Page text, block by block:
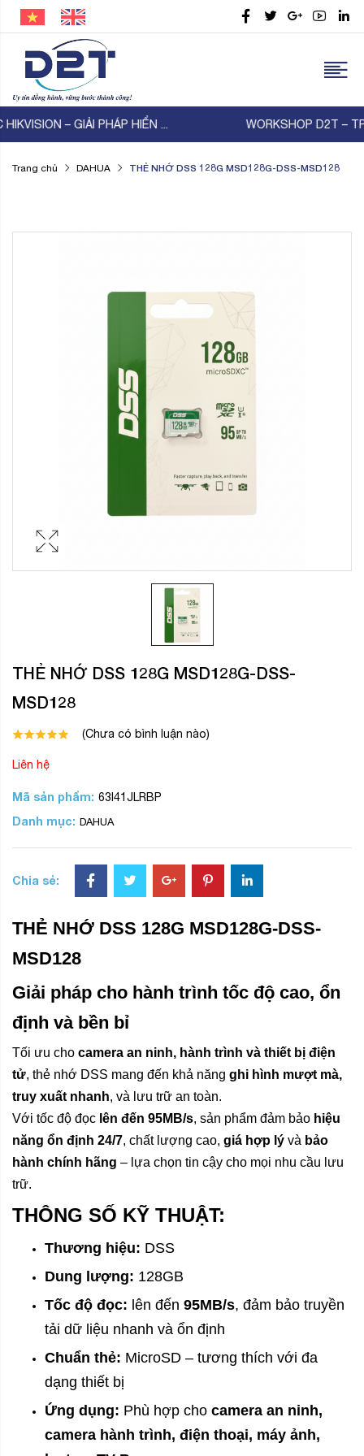
WORKSHOP D2T – TP-Link – Thiên Lam | KẾT NỐI ...
Trang chủ DAHUA THẺ NHỚ DSS 128G MSD128G-DSS-MSD128
THẺ NHỚ DSS 128G MSD128G-DSS-
MSD128
(Chưa có bình luận nào)
Liên hệ
Mã sản phẩm: 63I41JLRBP
Danh mục: DAHUA
Chia sẻ:
THẺ NHỚ DSS 128G MSD128G-DSS-
MSD128
Giải pháp cho hành trình tốc độ cao, ổn
định và bền bỉ
Tối ưu cho camera an ninh, hành trình và thiết bị điện
tử, thẻ nhớ DSS mang đến khả năng ghi hình mượt mà,
truy xuất nhanh, và lưu trữ an toàn.
Với tốc độ đọc lên đến 95MB/s, sản phẩm đảm bảo hiệu
năng ổn định 24/7, chất lượng cao, giá hợp lý và bảo
hành chính hãng – lựa chọn tin cậy cho mọi nhu cầu lưu
trữ.
THÔNG SỐ KỸ THUẬT:
Thương hiệu: DSS
Dung lượng: 128GB
Tốc độ đọc: lên đến 95MB/s, đảm bảo truyền
tải dữ liệu nhanh và ổn định
Chuẩn thẻ: MicroSD – tương thích với đa
dạng thiết bị
Ứng dụng: Phù hợp cho camera an ninh,
camera hành trình, điện thoại, máy ảnh,